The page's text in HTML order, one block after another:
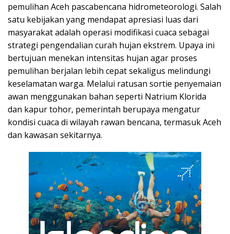
pemulihan Aceh pascabencana hidrometeorologi. Salah
satu kebijakan yang mendapat apresiasi luas dari
masyarakat adalah operasi modifikasi cuaca sebagai
strategi pengendalian curah hujan ekstrem. Upaya ini
bertujuan menekan intensitas hujan agar proses
pemulihan berjalan lebih cepat sekaligus melindungi
keselamatan warga. Melalui ratusan sortie penyemaian
awan menggunakan bahan seperti Natrium Klorida
dan kapur tohor, pemerintah berupaya mengatur
kondisi cuaca di wilayah rawan bencana, termasuk Aceh
dan kawasan sekitarnya.